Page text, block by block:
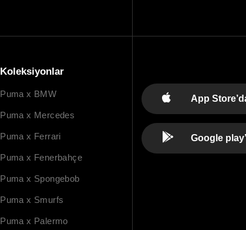
Koleksiyonlar
Puma x BMW
Puma x Mercedes
Puma x Ferrari
Puma x Fenerbahçe
Puma x Spongebob
Puma x Smurfs
Puma x Palermo
App
Google